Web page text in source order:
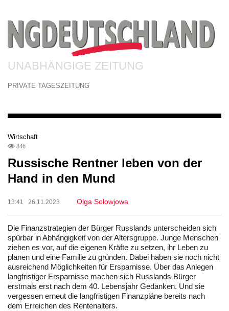
UNABHÄNGIGE ZEITUNG
PRIVATE TAGESZEITUNG
Wirtschaft
846
Russische Rentner leben von der
Hand in den Mund
13:41 26.11.2023 Olga Solowjowa
Die Finanzstrategien der Bürger Russlands unterscheiden sich
spürbar in Abhängigkeit von der Altersgruppe. Junge Menschen
ziehen es vor, auf die eigenen Kräfte zu setzen, ihr Leben zu
planen und eine Familie zu gründen. Dabei haben sie noch nicht
ausreichend Möglichkeiten für Ersparnisse. Über das Anlegen
langfristiger Ersparnisse machen sich Russlands Bürger
erstmals erst nach dem 40. Lebensjahr Gedanken. Und sie
vergessen erneut die langfristigen Finanzpläne bereits nach
dem Erreichen des Rentenalters.